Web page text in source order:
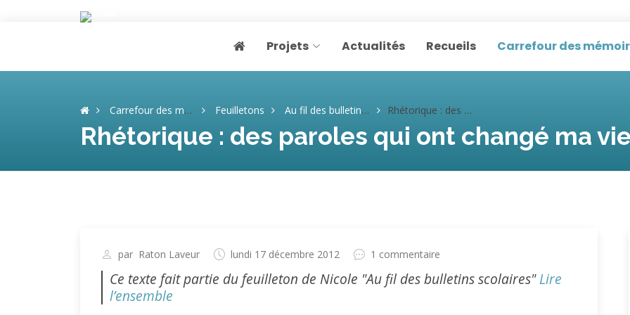
Page home
Projets Actualités Recueils Carrefour des
Carrefour des mémoires Feuilletons Au fil des bulletins scolaires (Nicole H.) Rhétorique : des paroles qui ont changé ma vie (Nicole H.)
Rhétorique : des paroles qui ont changé ma
par Raton Laveur lundi 17 décembre 2012 1 commentaire
Ce texte fait partie du feuilleton de Nicole "Au fil des bulletins scolaires"Lire
l’ensemble